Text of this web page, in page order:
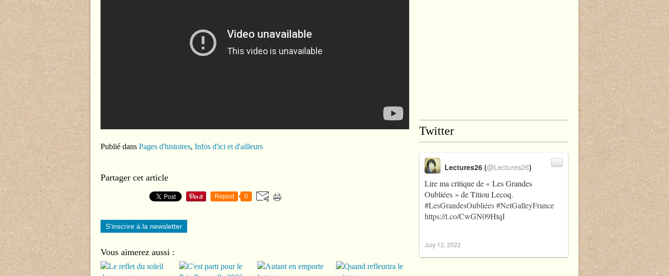
Publié dans Pages d'histoires, Infos d'ici et d'ailleurs
Partager cet article
Repost 0
S'inscrire à la newsletter
Vous aimerez aussi :
Twitter
Lire ma critique de « Les Grandes
Oubliées » de Titiou Lecoq.
#LesGrandesOubliées#NetGalleyFrance
https://t.co/CwGN09HtqI
Lectures26 (@Lectures26)
July 12, 2022